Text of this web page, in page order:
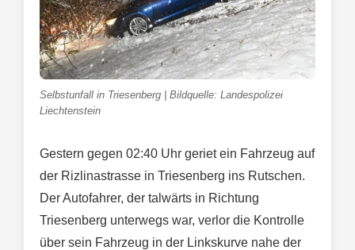
Selbstunfall in Triesenberg | Bildquelle: Landespolizei
Liechtenstein
Gestern gegen 02:40 Uhr geriet ein Fahrzeug auf
der Rizlinastrasse in Triesenberg ins Rutschen.
Der Autofahrer, der talwärts in Richtung
Triesenberg unterwegs war, verlor die Kontrolle
über sein Fahrzeug in der Linkskurve nahe der